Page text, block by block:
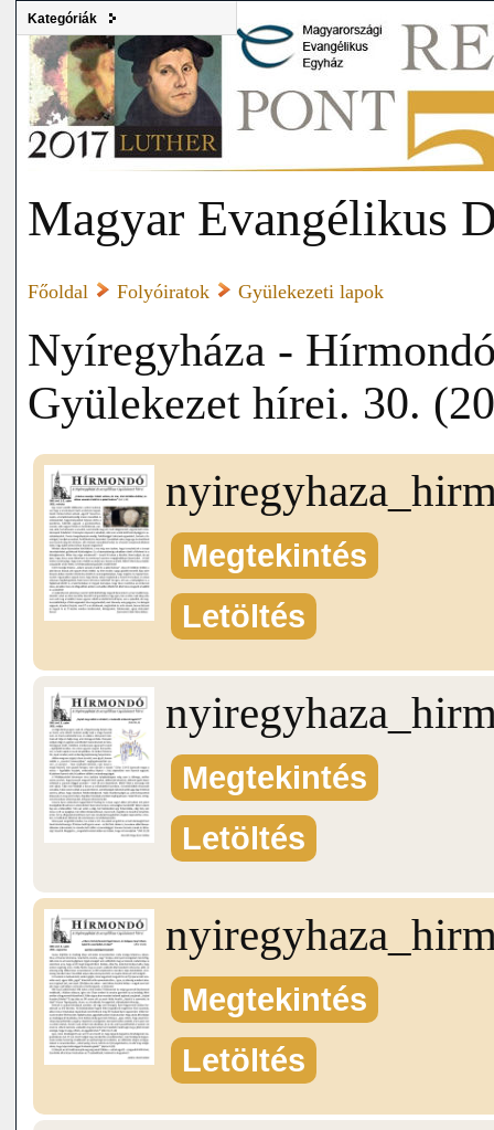
Kategóriák
Magyar Evangélikus
Főoldal Folyóiratok Gyülekezeti lapok
Nyíregyháza -
Gyülekezet hírei. 30.
Megtekintés
Letöltés
Megtekintés
Letöltés
Megtekintés
Letöltés